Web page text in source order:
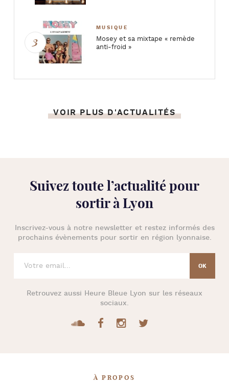
MUSIQUE
Mosey et sa mixtape « remède
anti-froid »
VOIR PLUS D'ACTUALITÉS
Suivez toute l’actualité pour
sortir à Lyon
Inscrivez-vous à notre newsletter et restez informés des
prochains évènements pour sortir en région lyonnaise.
Retrouvez aussi Heure Bleue Lyon sur les réseaux
sociaux.
À PROPOS